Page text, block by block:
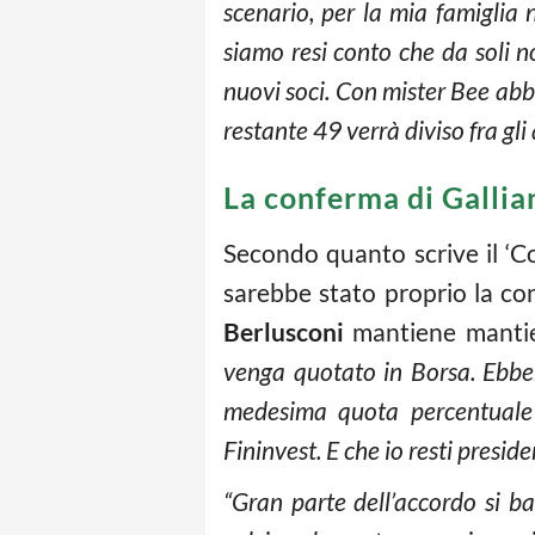
scenario, per la mia famiglia
siamo resi conto che da soli
nuovi soci. Con mister Bee
restante 49 verrà diviso fra gli
La conferma di
Secondo quanto scrive il
sarebbe stato proprio la
Berlusconi mantiene
venga quotato in Borsa.
medesima quota
Fininvest. E che io resti
“Gran parte dell’accordo si